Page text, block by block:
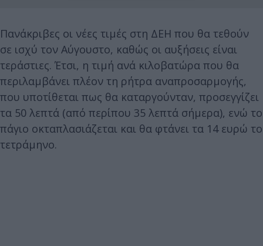
Πανάκριβες οι νέες τιμές στη ΔΕΗ που θα τεθούν
σε ισχύ τον Αύγουστο, καθώς οι αυξήσεις είναι
τεράστιες. Έτσι, η τιμή ανά κιλοβατώρα που θα
περιλαμβάνει πλέον τη ρήτρα αναπροσαρμογής,
που υποτίθεται πως θα καταργούνταν, προσεγγίζει
τα 50 λεπτά (από περίπου 35 λεπτά σήμερα), ενώ το
πάγιο οκταπλασιάζεται και θα φτάνει τα 14 ευρώ το
τετράμηνο.